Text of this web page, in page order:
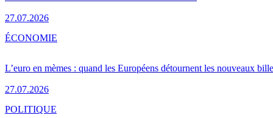
27.07.2026
L’euro en mèmes : quand les Européens détournent les nouveaux
27.07.2026
ÉCONOMIE
POLITIQUE